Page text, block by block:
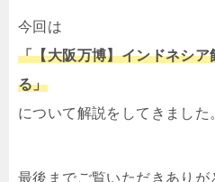
今回は
「【大阪万博】インドネシ
る」
について解説をしてきました
最後までご覧いただきありが